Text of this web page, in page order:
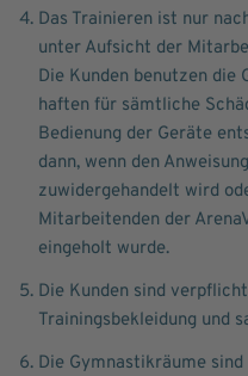
Das Trainieren ist nur
unter Aufsicht der
Die Kunden benutzen die
haften für sämtliche
Bedienung der Geräte
dann, wenn den
zuwidergehandelt wird
Mitarbeitenden der
eingeholt wurde.
Die Kunden sind
Trainingsbekleidung und
Die Gymnastikräume